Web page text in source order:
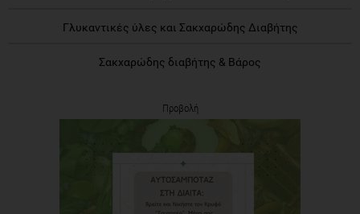
Γλυκαντικές ύλες και Σακχαρώδης Διαβήτης
Σακχαρώδης διαβήτης & Βάρος
Προβολή